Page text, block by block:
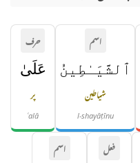
اسم
ٱلشَّيَـٰطِينُ
شیاطین
l-shayāṭīnu
حرف
عَلَىٰ
پر
ʿalā
فعل
اسم